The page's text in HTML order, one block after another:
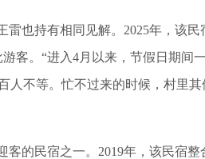
也持有相同见解。2025年，该民
客。“进入4月以来，节假日期
人不等。忙不过来的时候，村里
的民宿之一。2019年，该民宿整